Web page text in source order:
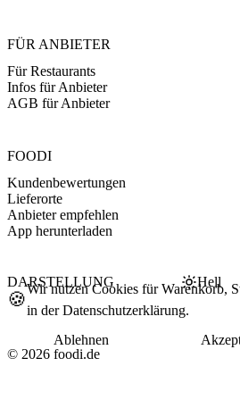
FÜR ANBIETER
Für Restaurants
Infos für Anbieter
AGB für Anbieter
FOODI
Kundenbewertungen
Lieferorte
Anbieter empfehlen
App herunterladen
DARSTELLUNG Hell
© 2026 foodi.de
🍪Wir nutzen Cookies für Warenkorb,
in derDatenschutzerklärung.
Ablehnen